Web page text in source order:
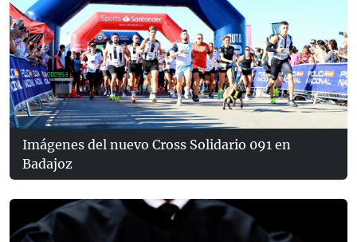
Imágenes del nuevo Cross Solidario 091 en
Badajoz